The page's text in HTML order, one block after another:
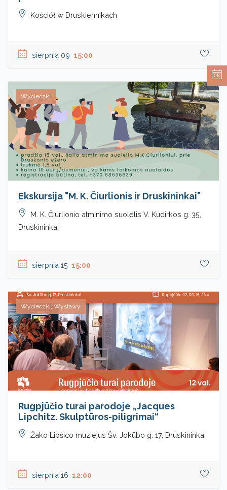
Kościół w Druskiennikach
sierpnia 09 15:00
Wycieczki
Ekskursija "M. K. Čiurlionis ir Druskininkai"
M. K. Čiurlionio atminimo suolelis V. Kudirkos g. 35,
Druskininkai
sierpnia 15 15:00
Wycieczki, Wystawy
Rugpjūčio turai parodoje „Jacques
Lipchitz. Skulptūros-piligrimai“
Žako Lipšico muziejus Šv. Jokūbo g. 17, Druskininkai
sierpnia 16 12:00
08